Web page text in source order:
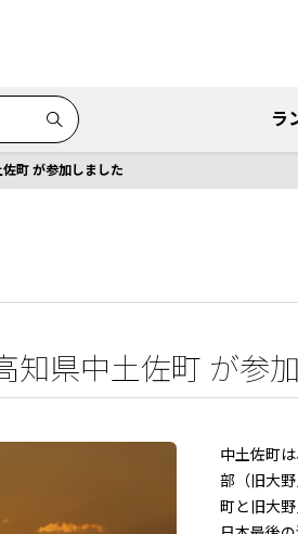
ラ
町 が参加しました
知県中土佐町 が参
中土佐町
部（旧大
町と旧大